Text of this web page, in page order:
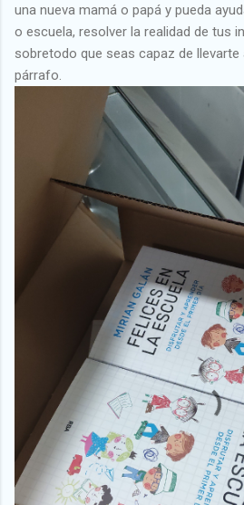
una nueva mamá o papá y pueda
o escuela, resolver la realidad de tus
sobretodo que seas capaz de
párrafo.